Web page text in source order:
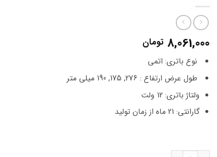
8,061,000 تومان
نوع باتری: اتمی
طول عرض ارتفاع : 276, 175, 190 میلی متر
ولتاژ باتری: 12 ولت
گارانتی: 21 ماه از زمان تولید